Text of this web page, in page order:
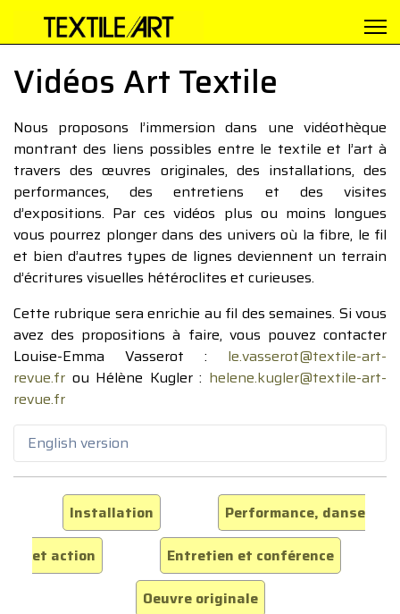
Vidéos Art Textile
Nous proposons l’immersion dans une vidéothèque
montrant des liens possibles entre le textile et l’art à
travers des œuvres originales, des installations, des
performances, des entretiens et des visites
d’expositions. Par ces vidéos plus ou moins longues
vous pourrez plonger dans des univers où la fibre, le fil
et bien d’autres types de lignes deviennent un terrain
d’écritures visuelles hétéroclites et curieuses.
Cette rubrique sera enrichie au fil des semaines. Si vous
avez des propositions à faire, vous pouvez contacter
Louise-Emma Vasserot : le.vasserot@textile-art-
revue.fr ou Hélène Kugler : helene.kugler@textile-art-
revue.fr
English version
Installation
Performance, danse
et action
Entretien et conférence
Oeuvre originale